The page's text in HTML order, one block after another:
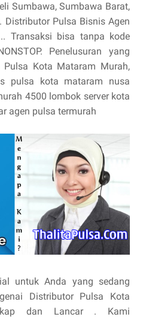
Sumbawa, Sumbawa Barat,
Distributor Pulsa Bisnis Agen
Transaksi bisa tanpa kode
Penelusuran yang
Kota Mataram Murah,
pulsa kota mataram nusa
4500 lombok server kota
agen pulsa termurah
untuk Anda yang sedang
Distributor Pulsa Kota
dan Lancar . Kami